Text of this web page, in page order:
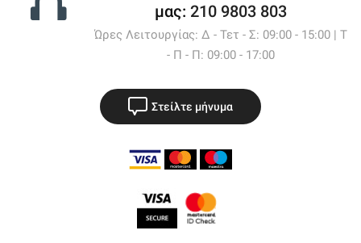
μας: 210 9803 803
Ώρες Λειτουργίας: Δ - Τετ - Σ: 09:00 - 15:00 | Τ
- Π - Π: 09:00 - 17:00
Στείλτε μήνυμα